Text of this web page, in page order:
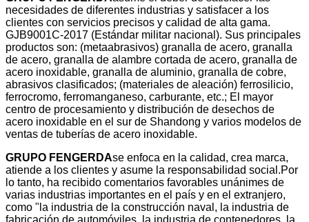
necesidades de diferentes industrias y satisfacer a los
clientes con servicios precisos y calidad de alta gama.
GJB9001C-2017 (Estándar militar nacional). Sus principales
productos son: (metaabrasivos) granalla de acero, granalla
de acero, granalla de alambre cortada de acero, granalla de
acero inoxidable, granalla de aluminio, granalla de cobre,
abrasivos clasificados; (materiales de aleación) ferrosilicio,
ferrocromo, ferromanganeso, carburante, etc.; El mayor
centro de procesamiento y distribución de desechos de
acero inoxidable en el sur de Shandong y varios modelos de
ventas de tuberías de acero inoxidable.
GRUPO FENGERDAse enfoca en la calidad, crea marca,
atiende a los clientes y asume la responsabilidad social.Por
lo tanto, ha recibido comentarios favorables unánimes de
varias industrias importantes en el país y en el extranjero,
como "la industria de la construcción naval, la industria de
fabricación de automóviles, la industria de contenedores, la